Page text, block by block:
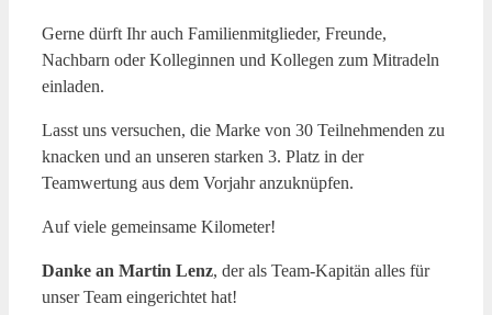
Gerne dürft Ihr auch Familienmitglieder, Freunde,
Nachbarn oder Kolleginnen und Kollegen zum Mitradeln
einladen.
Lasst uns versuchen, die Marke von 30 Teilnehmenden zu
knacken und an unseren starken 3. Platz in der
Teamwertung aus dem Vorjahr anzuknüpfen.
Auf viele gemeinsame Kilometer!
Danke an Martin Lenz, der als Team-Kapitän alles für
unser Team eingerichtet hat!